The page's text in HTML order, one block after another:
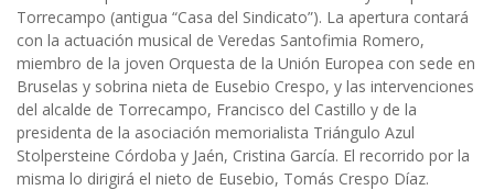
Torrecampo (antigua “Casa del Sindicato”). La apertura contará
con la actuación musical de Veredas Santofimia Romero,
miembro de la joven Orquesta de la Unión Europea con sede en
Bruselas y sobrina nieta de Eusebio Crespo, y las intervenciones
del alcalde de Torrecampo, Francisco del Castillo y de la
presidenta de la asociación memorialista Triángulo Azul
Stolpersteine Córdoba y Jaén, Cristina García. El recorrido por la
misma lo dirigirá el nieto de Eusebio, Tomás Crespo Díaz.